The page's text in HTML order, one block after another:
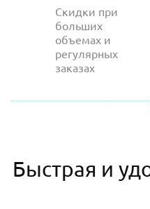
Скидки при
больших
объемах и
регулярных
заказах
Быстрая и